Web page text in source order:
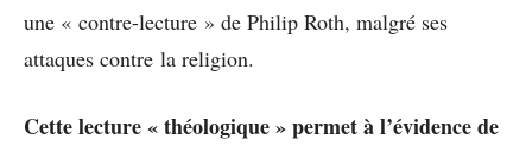
une « contre-lecture » de Philip Roth, malgré ses
attaques contre la religion.
Cette lecture « théologique » permet à l’évidence de